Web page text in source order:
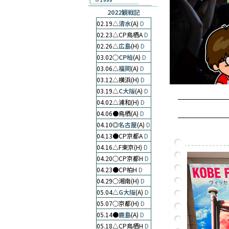
2022観戦記
02.19△清水(A) D
02.23△CP鳥栖AD
02.26△広島(H) D
03.02○CP柏(A) D
03.06△福岡(A) D
03.12△横浜(H) D
03.19△C大阪(A) D
04.02△浦和(H) D
04.06●鳥栖(A) D
04.10◎名古屋(A) D
04.13●CP京都AD
04.16△F東京(H) D
04.20○CP京都H D
04.23●CP柏H D
04.29○湘南(H) D
05.04△G大阪(A) D
05.07○京都(H) D
05.14●鹿島(A) D
05.18△CP鳥栖H D